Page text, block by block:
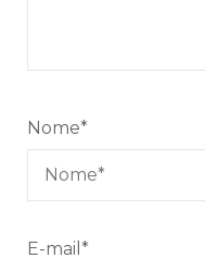
Nome*
E-mail *